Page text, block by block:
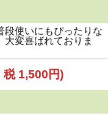
段使いにもぴったりな
大変喜ばれておりま
税 1,500円)